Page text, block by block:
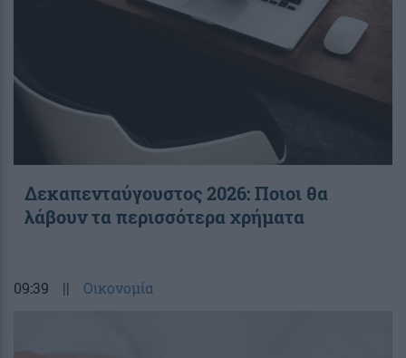
Δεκαπενταύγουστος 2026: Ποιοι θα
λάβουν τα περισσότερα χρήματα
09:39 || Οικονομία